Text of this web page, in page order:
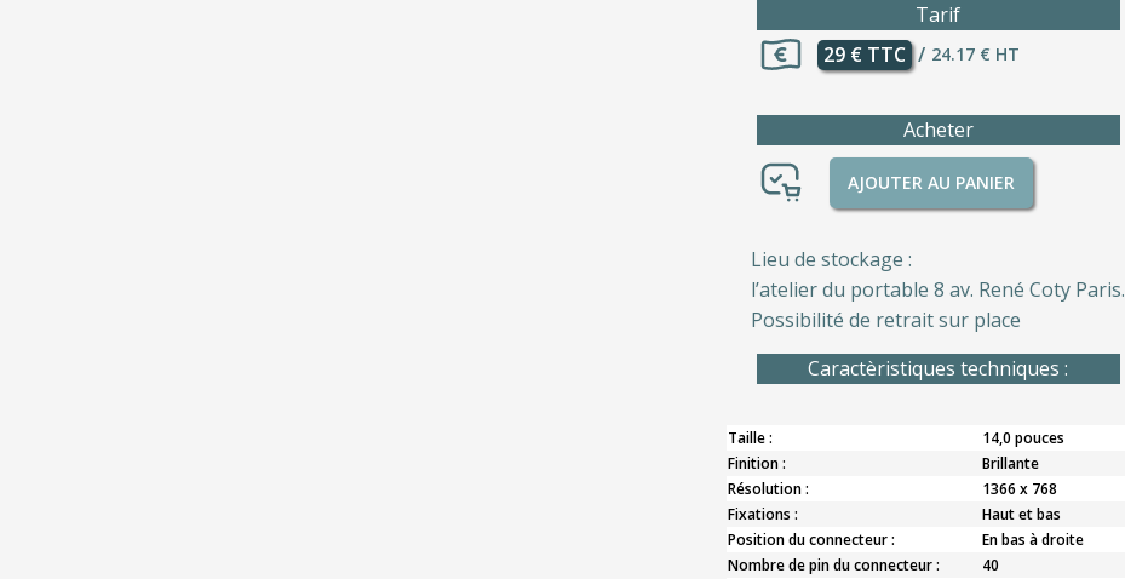
Tarif
29 € TTC / 24.17 € HT
Acheter
AJOUTER AU PANIER
Lieu de stockage :
l’atelier du portable 8 av. René Coty Paris.
Possibilité de retrait sur place
Caractèristiques techniques :
Taille :
14,0 pouces
Finition :
Brillante
Résolution :
1366 x 768
Fixations :
Haut et bas
Position du connecteur :
En bas à droite
Nombre de pin du connecteur :
40